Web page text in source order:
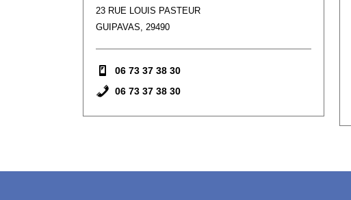
23 RUE LOUIS PASTEUR
GUIPAVAS, 29490
06 73 37 38 30
06 73 37 38 30